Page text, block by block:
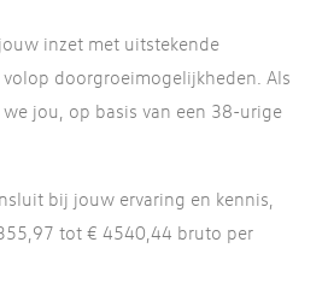
inzet met uitstekende
doorgroeimogelijkheden. Als
we jou, op basis van een 38-urige
bij jouw ervaring en kennis,
tot € 4540,44 bruto per